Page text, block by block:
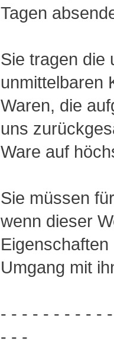
Tagen
Sie tragen die
unmittelbaren
Waren, die
uns
Ware auf
Sie müssen
wenn dieser
Umgang mit
- - - - - - - - - -
- - -